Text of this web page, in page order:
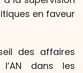
en faveur
des affaires
dans les